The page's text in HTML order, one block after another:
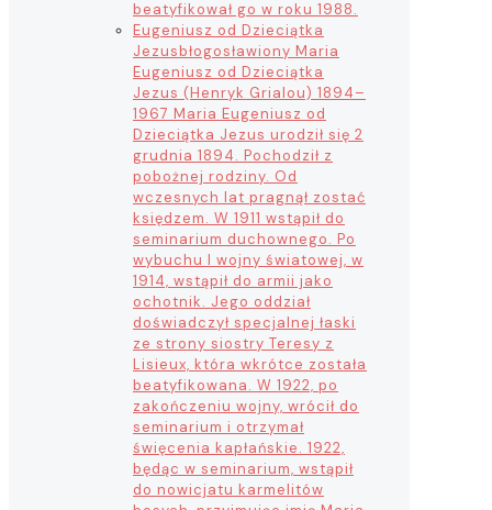
beatyfikował go w roku 1988.
Eugeniusz od Dzieciątka
Jezusbłogosławiony Maria
Eugeniusz od Dzieciątka
Jezus (Henryk Grialou) 1894–
1967 Maria Eugeniusz od
Dzieciątka Jezus urodził się 2
grudnia 1894. Pochodził z
pobożnej rodziny. Od
wczesnych lat pragnął zostać
księdzem. W 1911 wstąpił do
seminarium duchownego. Po
wybuchu I wojny światowej, w
1914, wstąpił do armii jako
ochotnik. Jego oddział
doświadczył specjalnej łaski
ze strony siostry Teresy z
Lisieux, która wkrótce została
beatyfikowana. W 1922, po
zakończeniu wojny, wrócił do
seminarium i otrzymał
święcenia kapłańskie. 1922,
będąc w seminarium, wstąpił
do nowicjatu karmelitów